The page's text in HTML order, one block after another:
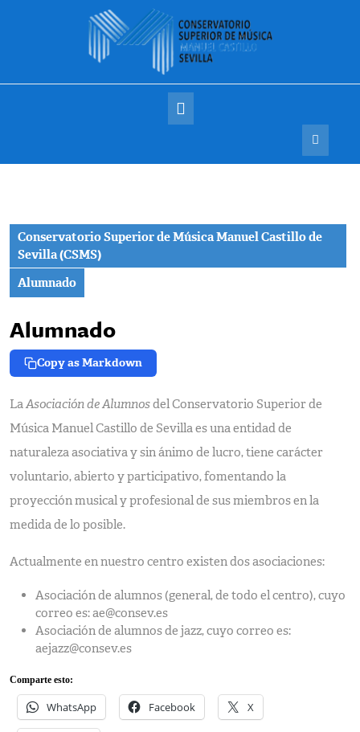
Conservatorio Superior de Música Manuel Castillo de
Sevilla (CSMS)
Alumnado
Alumnado
Copy as Markdown
LaAsociación de Alumnosdel Conservatorio Superior de
Música Manuel Castillo de Sevilla es una entidad de
naturaleza asociativa y sin ánimo de lucro, tiene carácter
voluntario, abierto y participativo, fomentando la
proyección musical y profesional de sus miembros en la
medida de lo posible.
Actualmente en nuestro centro existen dos asociaciones:
Asociación de alumnos (general, de todo el centro), cuyo
correo es: ae@consev.es
Asociación de alumnos de jazz, cuyo correo es:
aejazz@consev.es
Comparte esto:
WhatsApp Facebook X